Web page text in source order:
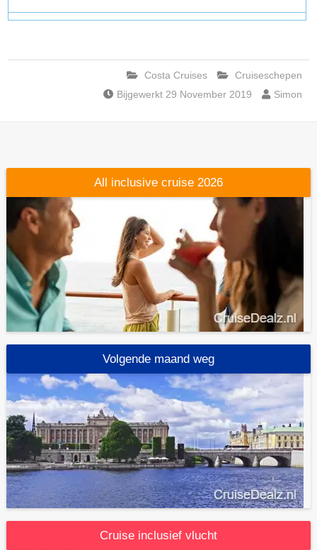
Costa Cruises
Cruiseschepen
Bijgewerkt 29 November 2019
Simon
All inclusive cruise 2026
Volgende maand weg
Cruise inclusief vlucht